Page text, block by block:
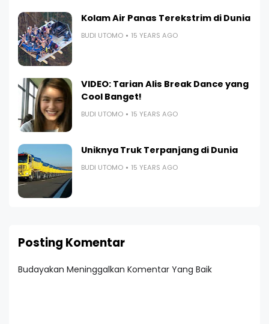
Kolam Air Panas Terekstrim di Dunia
BUDI UTOMO 15 YEARS AGO
VIDEO: Tarian Alis Break Dance yang
Cool Banget!
BUDI UTOMO 15 YEARS AGO
Uniknya Truk Terpanjang di Dunia
BUDI UTOMO 15 YEARS AGO
Posting Komentar
Budayakan Meninggalkan Komentar Yang Baik